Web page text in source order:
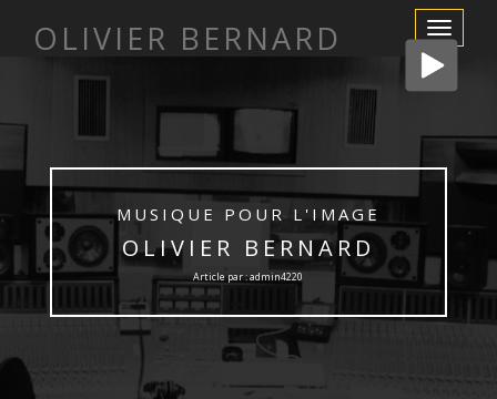
Afficher/
la
navigation
OLIVIER BERNARD
MUSIQUE POUR L'IMAGE
OLIVIER BERNARD
Article par : admin4220